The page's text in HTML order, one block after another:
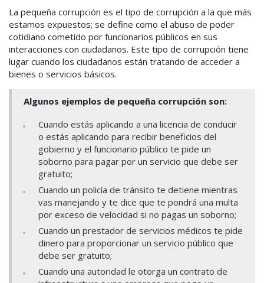
La pequeña corrupción es el tipo de corrupción a la que más
estamos expuestos; se define como el abuso de poder
cotidiano cometido por funcionarios públicos en sus
interacciones con ciudadanos. Este tipo de corrupción tiene
lugar cuando los ciudadanos están tratando de acceder a
bienes o servicios básicos.
Algunos ejemplos de pequeña corrupción son:
Cuando estás aplicando a una licencia de conducir
o estás aplicando para recibir beneficios del
gobierno y el funcionario público te pide un
soborno para pagar por un servicio que debe ser
gratuito;
Cuando un policía de tránsito te detiene mientras
vas manejando y te dice que te pondrá una multa
por exceso de velocidad si no pagas un soborno;
Cuando un prestador de servicios médicos te pide
dinero para proporcionar un servicio público que
debe ser gratuito;
Cuando una autoridad le otorga un contrato de